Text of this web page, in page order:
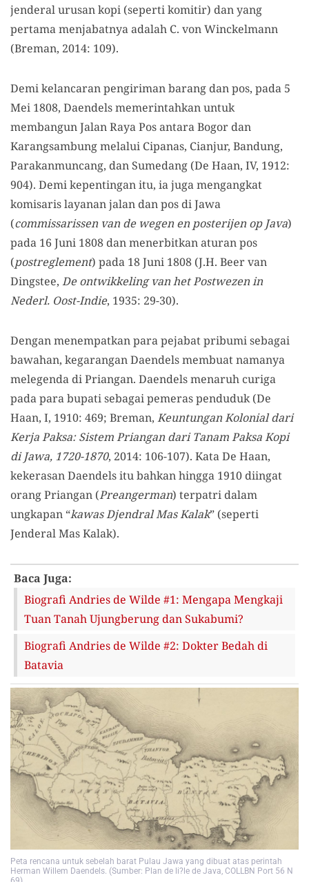
jenderal urusan kopi (seperti komitir) dan yang
pertama menjabatnya adalah C. von Winckelmann
(Breman, 2014: 109).
Demi kelancaran pengiriman barang dan pos, pada 5
Mei 1808, Daendels memerintahkan untuk
membangun Jalan Raya Pos antara Bogor dan
Karangsambung melalui Cipanas, Cianjur, Bandung,
Parakanmuncang, dan Sumedang (De Haan, IV, 1912:
904). Demi kepentingan itu, ia juga mengangkat
komisaris layanan jalan dan pos di Jawa
(commissarissen van de wegen en posterijen op Java)
pada 16 Juni 1808 dan menerbitkan aturan pos
(postreglement) pada 18 Juni 1808 (J.H. Beer van
Dingstee, De ontwikkeling van het Postwezen in
Nederl. Oost-Indie, 1935: 29-30).
Dengan menempatkan para pejabat pribumi sebagai
bawahan, kegarangan Daendels membuat namanya
melegenda di Priangan. Daendels menaruh curiga
pada para bupati sebagai pemeras penduduk (De
Haan, I, 1910: 469; Breman, Keuntungan Kolonial dari
Kerja Paksa: Sistem Priangan dari Tanam Paksa Kopi
di Jawa, 1720-1870, 2014: 106-107). Kata De Haan,
kekerasan Daendels itu bahkan hingga 1910 diingat
orang Priangan (Preangerman) terpatri dalam
ungkapan “kawas Djendral Mas Kalak” (seperti
Jenderal Mas Kalak).
Baca Juga:
Biografi Andries de Wilde #1: Mengapa Mengkaji
Tuan Tanah Ujungberung dan Sukabumi?
Biografi Andries de Wilde #2: Dokter Bedah di
Batavia
Peta rencana untuk sebelah barat Pulau Jawa yang dibuat atas perintah
Herman Willem Daendels. (Sumber: Plan de li?le de Java, COLLBN Port 56 N